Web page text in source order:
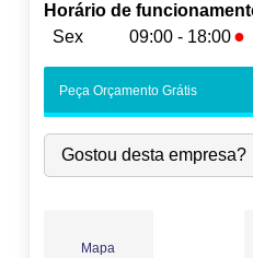
Horário de
Sex
09:00 - 18:00 ●
-
Qua:
09:00-18:00
Qui:
09:00-18:00
●
Peça Orçamento Grátis
Gostou desta empresa?
Mapa